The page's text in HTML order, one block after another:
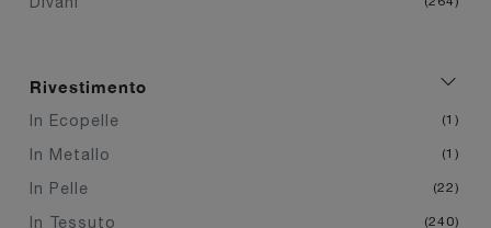
Rivestimento
In Ecopelle 1
In Metallo 1
In Pelle 22
In Tessuto 240